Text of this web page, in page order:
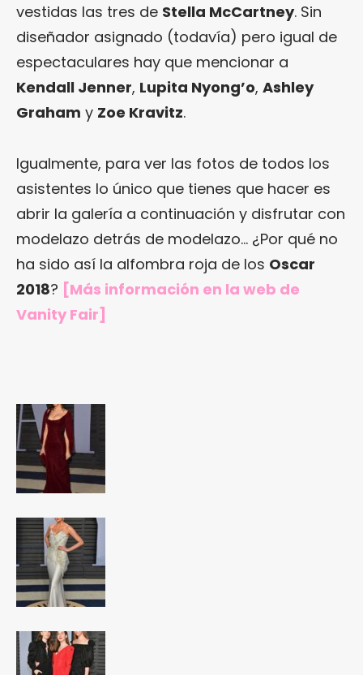
vestidas las tres de Stella McCartney. Sin
diseñador asignado (todavía) pero igual de
espectaculares hay que mencionar a
Kendall Jenner, Lupita Nyong’o, Ashley
Graham y Zoe Kravitz.
Igualmente, para ver las fotos de todos los
asistentes lo único que tienes que hacer es
abrir la galería a continuación y disfrutar con
modelazo detrás de modelazo… ¿Por qué no
ha sido así la alfombra roja de los Oscar
2018? [Más información en la web de
Vanity Fair]